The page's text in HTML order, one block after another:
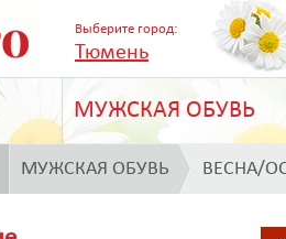
Выберите город:
Тюмень
МУЖСКАЯ ОБУВЬ
МУЖСКАЯ ОБУВЬ ВЕСНА/